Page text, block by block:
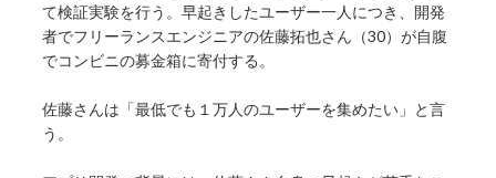
て検証実験を行う。早起きしたユーザー一人につき、開発
者でフリーランスエンジニアの佐藤拓也さん（30）が自腹
でコンビニの募金箱に寄付する。
佐藤さんは「最低でも１万人のユーザーを集めたい」と言
う。